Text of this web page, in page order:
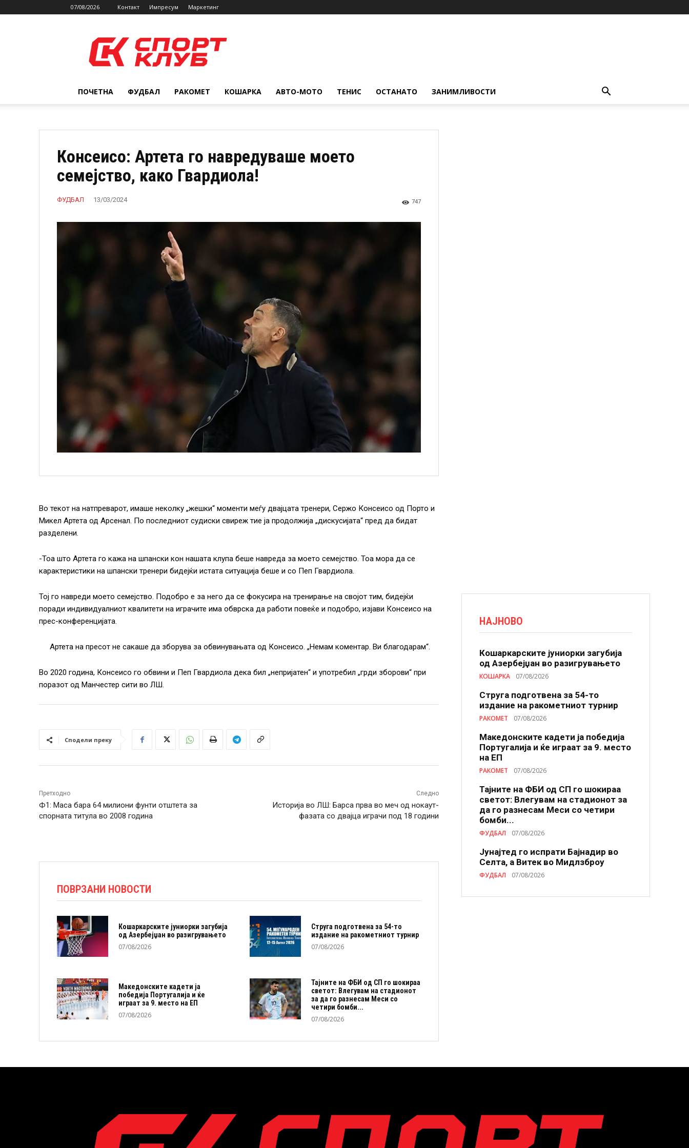
07/08/2026 Контакт Импресум Маркетинг
ПОЧЕТНА ФУДБАЛ РАКОМЕТ КОШАРКА АВТО-МОТО ТЕНИС ОСТАНАТО ЗАНИМЛИВОСТИ
Консеисо: Артета го навредуваше моето
семејство, како Гвардиола!
ФУДБАЛ 13/03/2024 747
Во текот на натпреварот, имаше неколку „жешки“ моменти меѓу двајцата тренери, Сержо Консеисо од Порто и
Микел Артета од Арсенал. По последниот судиски свиреж тие ја продолжија „дискусијата“ пред да бидат
разделени.
-Тоа што Артета го кажа на шпански кон нашата клупа беше навреда за моето семејство. Тоа мора да се
карактеристики на шпански тренери бидејќи истата ситуација беше и со Пеп Гвардиола.
Тој го навреди моето семејство. Подобро е за него да се фокусира на тренирање на својот тим, бидејќи
поради индивидуалниот квалитети на играчите има обврска да работи повеќе и подобро, изјави Консеисо на
прес-конференцијата.
Артета на пресот не сакаше да зборува за обвинувањата од Консеисо. „Немам коментар. Ви благодарам“.
Во 2020 година, Консеисо го обвини и Пеп Гвардиола дека бил „непријатен“ и употребил „грди зборови“ при
поразот од Манчестер сити во ЛШ.
Сподели преку
Претходно
Ф1: Маса бара 64 милиони фунти отштета за
спорната титула во 2008 година
Следно
Историја во ЛШ: Барса прва во меч од нокаут-
фазата со двајца играчи под 18 години
ПОВРЗАНИ НОВОСТИ
Кошаркарските јуниорки загубија
од Азербејџан во разигрувањето
07/08/2026
Струга подготвена за 54-то
издание на ракометниот турнир
07/08/2026
Македонските кадети ја
победија Португалија и ќе
играат за 9. место на ЕП
07/08/2026
Тајните на ФБИ од СП го шокираа
светот: Влегувам на стадионот
за да го разнесам Меси со
четири бомби...
07/08/2026
НАЈНОВО
Кошаркарските јуниорки загубија
од Азербејџан во разигрувањето
КОШАРКА 07/08/2026
Струга подготвена за 54-то
издание на ракометниот турнир
РАКОМЕТ 07/08/2026
Македонските кадети ја победија
Португалија и ќе играат за 9. место
на ЕП
РАКОМЕТ 07/08/2026
Тајните на ФБИ од СП го шокираа
светот: Влегувам на стадионот за
да го разнесам Меси со четири
бомби...
ФУДБАЛ 07/08/2026
Јунајтед го испрати Бајнадир во
Селта, а Витек во Мидлзброу
ФУДБАЛ 07/08/2026